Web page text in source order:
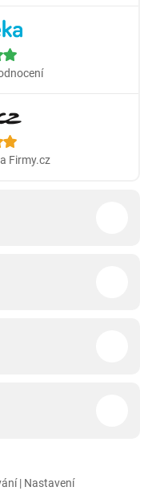
Firmy.cz
| Nastavení